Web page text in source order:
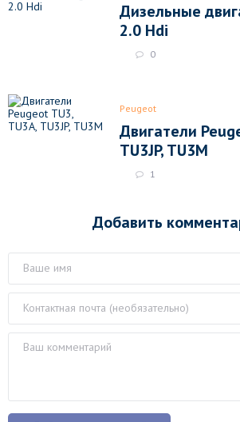
Дизельные
2.0 Hdi
0
Peugeot
Двигатели
TU3JP, TU3M
1
Добавить